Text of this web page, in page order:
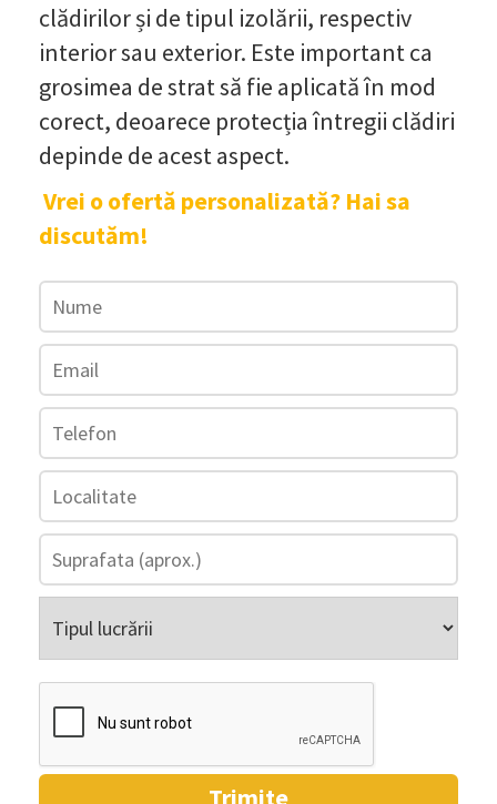
clădirilor și de tipul izolării, respectiv
interior sau exterior. Este important ca
grosimea de strat să fie aplicată în mod
corect, deoarece protecția întregii clădiri
depinde de acest aspect.
Vrei o ofertă personalizată? Hai sa
discutăm!